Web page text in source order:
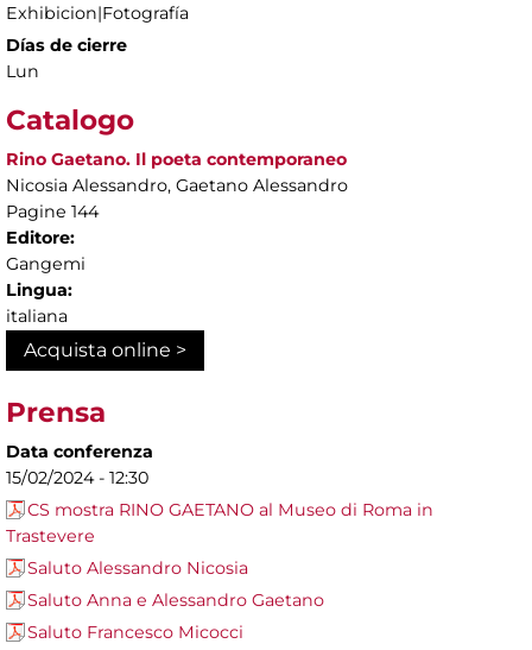
Exhibicion|Fotografía
Días de cierre
Lun
Catalogo
Rino Gaetano. Il poeta contemporaneo
Nicosia Alessandro, Gaetano Alessandro
Pagine 144
Editore:
Gangemi
Lingua:
italiana
Acquista online >
Prensa
Data conferenza
15/02/2024 - 12:30
CS mostra RINO GAETANO al Museo di Roma in
Trastevere
Saluto Alessandro Nicosia
Saluto Anna e Alessandro Gaetano
Saluto Francesco Micocci